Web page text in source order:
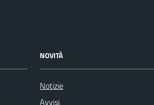
NOVITÀ
Notizie
Avvisi